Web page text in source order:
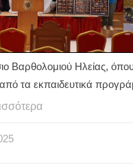
Βαρθολομιού Ηλείας,
τα εκπαιδευτικά